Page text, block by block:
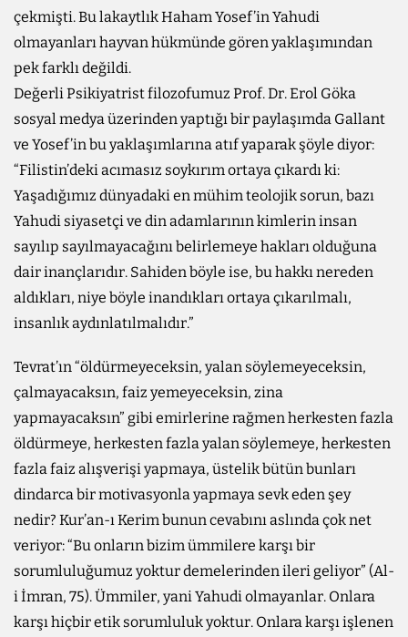
çekmişti. Bu lakaytlık Haham Yosef’in Yahudi
olmayanları hayvan hükmünde gören yaklaşımından
pek farklı değildi.
Değerli Psikiyatrist filozofumuz Prof. Dr. Erol Göka
sosyal medya üzerinden yaptığı bir paylaşımda Gallant
ve Yosef’in bu yaklaşımlarına atıf yaparak şöyle diyor:
“Filistin’deki acımasız soykırım ortaya çıkardı ki:
Yaşadığımız dünyadaki en mühim teolojik sorun, bazı
Yahudi siyasetçi ve din adamlarının kimlerin insan
sayılıp sayılmayacağını belirlemeye hakları olduğuna
dair inançlarıdır. Sahiden böyle ise, bu hakkı nereden
aldıkları, niye böyle inandıkları ortaya çıkarılmalı,
insanlık aydınlatılmalıdır.”
Tevrat’ın “öldürmeyeceksin, yalan söylemeyeceksin,
çalmayacaksın, faiz yemeyeceksin, zina
yapmayacaksın” gibi emirlerine rağmen herkesten fazla
öldürmeye, herkesten fazla yalan söylemeye, herkesten
fazla faiz alışverişi yapmaya, üstelik bütün bunları
dindarca bir motivasyonla yapmaya sevk eden şey
nedir? Kur’an-ı Kerim bunun cevabını aslında çok net
veriyor: “Bu onların bizim ümmilere karşı bir
sorumluluğumuz yoktur demelerinden ileri geliyor” (Al-
i İmran, 75). Ümmiler, yani Yahudi olmayanlar. Onlara
karşı hiçbir etik sorumluluk yoktur. Onlara karşı işlenen